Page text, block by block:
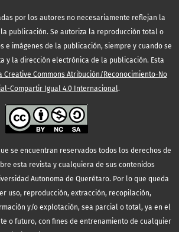
por los autores no necesariamente reflejan la
publicación. Se autoriza la reproducción total o
e imágenes de la publicación, siempre y cuando se
y la dirección electrónica de la publicación. Esta
Creative Commons Atribución/Reconocimiento-No
Compartir Igual 4.0 Internacional.
se encuentran reservados todos los derechos de
esta revista y cualquiera de sus contenidos
Autonoma de Querétaro. Por lo que queda
uso, reproducción, extracción, recopilación,
y/o explotación, sea parcial o total, ya en el
o futuro, con fines de entrenamiento de cualquier